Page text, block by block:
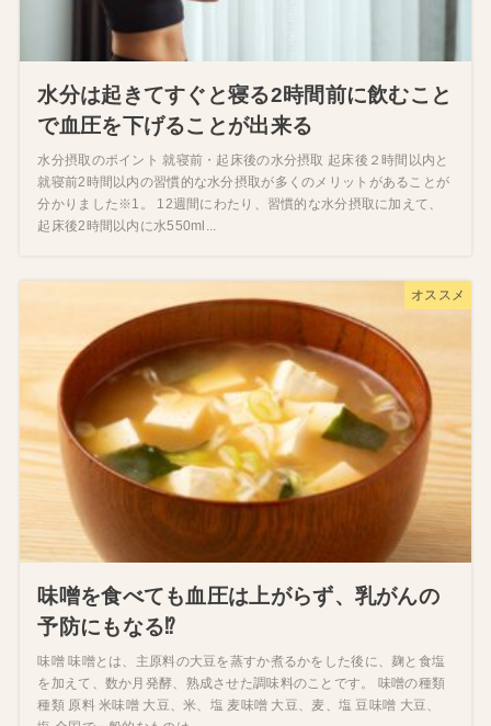
水分は起きてすぐと寝る2時間前に飲むこと
で血圧を下げることが出来る
水分摂取のポイント 就寝前・起床後の水分摂取 起床後２時間以内と
就寝前2時間以内の習慣的な水分摂取が多くのメリットがあることが
分かりました※1。 12週間にわたり、習慣的な水分摂取に加えて、
起床後2時間以内に水550ml...
オススメ
味噌を食べても血圧は上がらず、乳がんの
予防にもなる⁉
味噌 味噌とは、主原料の大豆を蒸すか煮るかをした後に、麹と食塩
を加えて、数か月発酵、熟成させた調味料のことです。 味噌の種類
種類 原料 米味噌 大豆、米、塩 麦味噌 大豆、麦、塩 豆味噌 大豆、